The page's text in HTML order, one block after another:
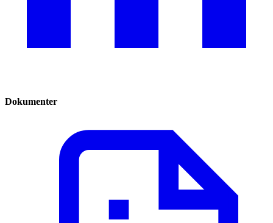
Dokumenter